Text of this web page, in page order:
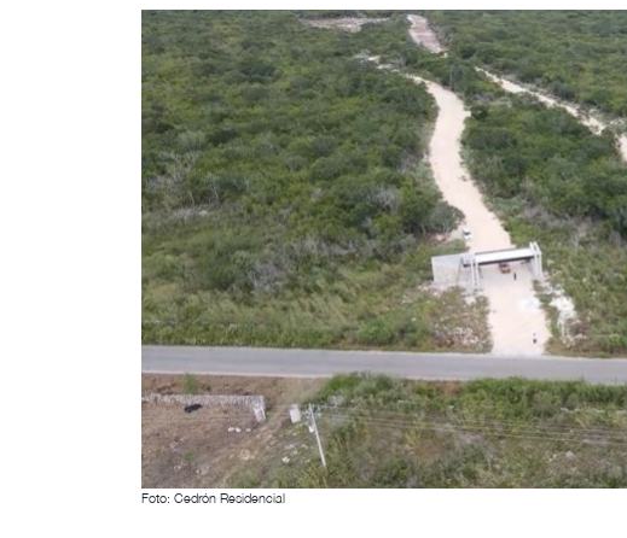
Foto: Cedrón Residencial